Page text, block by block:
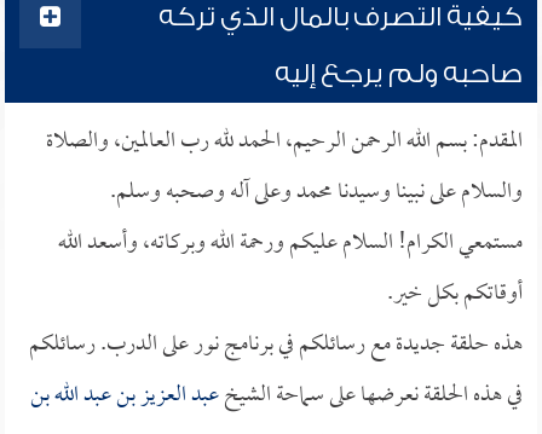
كيفية التصرف بالمال الذي تركه
صاحبه ولم يرجع إليه
المقدم: بسم الله الرحمن الرحيم، الحمد لله رب العالمين، والصلاة
والسلام على نبينا وسيدنا محمد وعلى آله وصحبه وسلم.
مستمعي الكرام! السلام عليكم ورحمة الله وبركاته، وأسعد الله
أوقاتكم بكل خير.
هذه حلقة جديدة مع رسائلكم في برنامج نور على الدرب. رسائلكم
في هذه الحلقة نعرضها على سماحة الشيخعبد العزيز بن عبد الله بن